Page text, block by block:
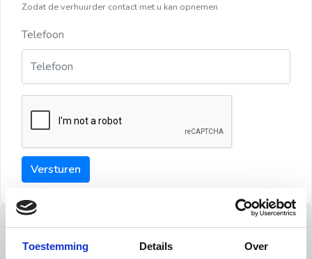
Toestemming Details Over
Zodat de verhuurder contact met u kan opnemen
Telefoon
Versturen
Tips